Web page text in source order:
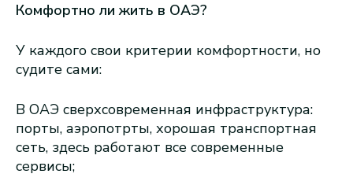
Комфортно ли жить в ОАЭ?
У каждого свои критерии комфортности, но
судите сами:
В ОАЭ сверхсовременная инфраструктура:
порты, аэропотрты, хорошая транспортная
сеть, здесь работают все современные
сервисы;